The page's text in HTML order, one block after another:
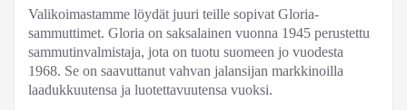
Valikoimastamme löydät juuri teille sopivat Gloria-
sammuttimet. Gloria on saksalainen vuonna 1945 perustettu
sammutinvalmistaja, jota on tuotu suomeen jo vuodesta
1968. Se on saavuttanut vahvan jalansijan markkinoilla
laadukkuutensa ja luotettavuutensa vuoksi.